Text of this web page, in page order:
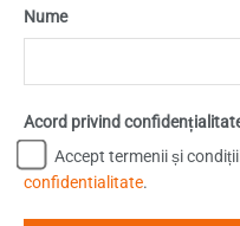
Nume
Acord privind
Accept termenii și
confidentialitate.